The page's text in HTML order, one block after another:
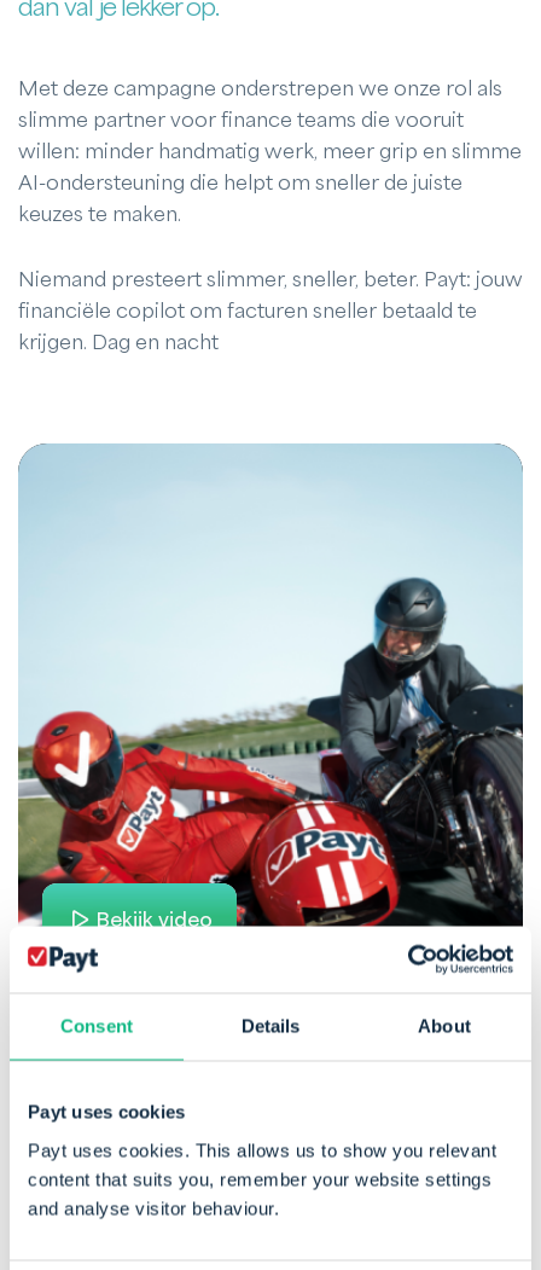
Consent Details About
Payt uses cookies
Payt uses cookies. This allows us to show you relevant
content that suits you, remember your website settings
and analyse visitor behaviour.
dan val je lekker op.
Met deze campagne onderstrepen we onze rol als
slimme partner voor finance teams die vooruit
willen: minder handmatig werk, meer grip en slimme
AI-ondersteuning die helpt om sneller de juiste
keuzes te maken.
Niemand presteert slimmer, sneller, beter. Payt: jouw
financiële copilot om facturen sneller betaald te
krijgen. Dag en nacht
Bekijk video